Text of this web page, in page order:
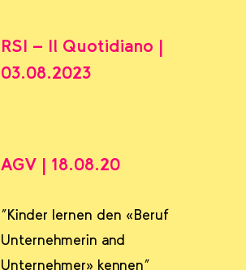
RSI - Il Quotidiano |
03.08.2023
AGV | 18.08.20
"Kinder lernen den «Beruf
Unternehmerin and
Unternehmer» kennen"